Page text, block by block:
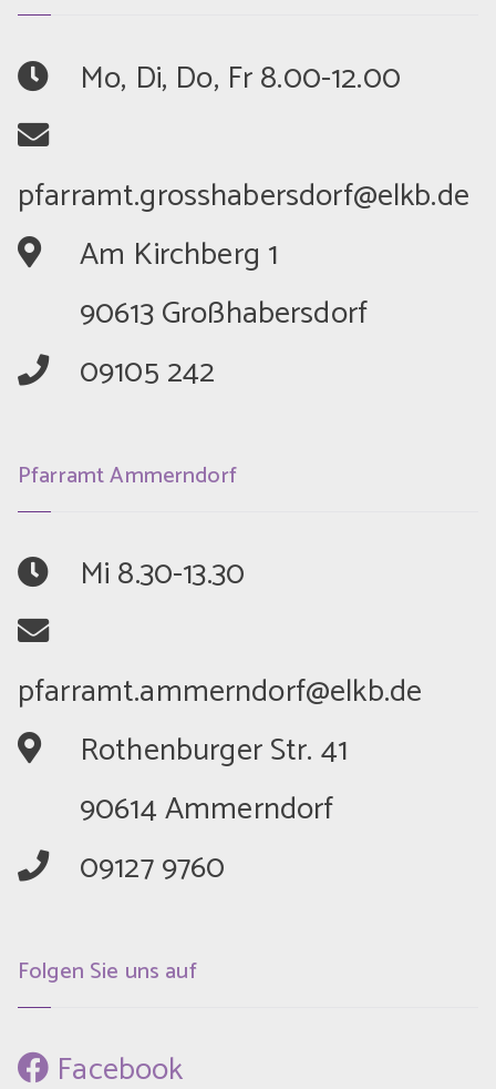
	Mo, Di, Do, Fr 8.00-12.00
	Am Kirchberg 1
	90613 Großhabersdorf
	09105 242
Pfarramt Ammerndorf
	Mi 8.30-13.30
	Rothenburger Str. 41
	90614 Ammerndorf
	09127 9760
Folgen Sie uns auf
Facebook